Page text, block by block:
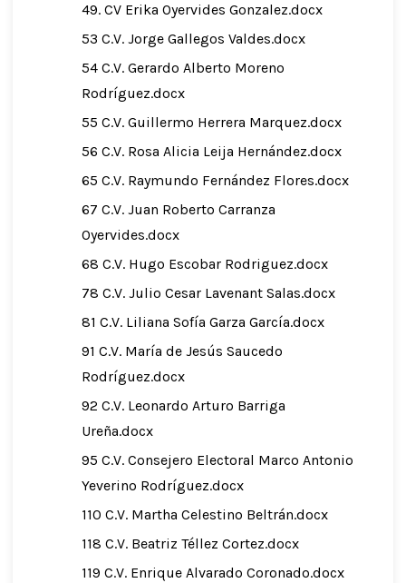
49. CV Erika Oyervides Gonzalez.docx
53 C.V. Jorge Gallegos Valdes.docx
54 C.V. Gerardo Alberto Moreno
Rodríguez.docx
55 C.V. Guillermo Herrera Marquez.docx
56 C.V. Rosa Alicia Leija Hernández.docx
65 C.V. Raymundo Fernández Flores.docx
67 C.V. Juan Roberto Carranza
Oyervides.docx
68 C.V. Hugo Escobar Rodriguez.docx
78 C.V. Julio Cesar Lavenant Salas.docx
81 C.V. Liliana Sofía Garza García.docx
91 C.V. María de Jesús Saucedo
Rodríguez.docx
92 C.V. Leonardo Arturo Barriga
Ureña.docx
95 C.V. Consejero Electoral Marco Antonio
Yeverino Rodríguez.docx
110 C.V. Martha Celestino Beltrán.docx
118 C.V. Beatriz Téllez Cortez.docx
119 C.V. Enrique Alvarado Coronado.docx